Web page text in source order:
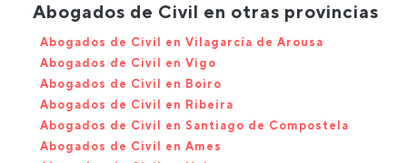
Abogados de Civil en otras provincias
Abogados de Civil en Vilagarcía de Arousa
Abogados de Civil en Vigo
Abogados de Civil en Boiro
Abogados de Civil en Ribeira
Abogados de Civil en Santiago de Compostela
Abogados de Civil en Ames